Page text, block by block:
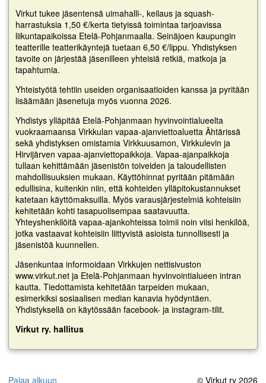
Virkut tukee jäsentensä uimahalli-, keilaus ja squash-
harrastuksia 1,50 €/kerta tietyissä toimintaa tarjoavissa
liikuntapaikoissa Etelä-Pohjanmaalla. Seinäjoen kaupungin
teatterille teatterikäyntejä tuetaan 6,50 €/lippu. Yhdistyksen
tavoite on järjestää jäsenilleen yhteisiä retkiä, matkoja ja
tapahtumia.
Yhteistyötä tehtiin useiden organisaatioiden kanssa ja pyritään
lisäämään jäsenetuja myös vuonna 2026.
Yhdistys ylläpitää Etelä-Pohjanmaan hyvinvointialueelta
vuokraamaansa Virkkulan vapaa-ajanviettoaluetta Ähtärissä
sekä yhdistyksen omistamia Virkkuusamon, Virkkulevin ja
Hirvijärven vapaa-ajanviettopaikkoja. Vapaa-ajanpaikkoja
tullaan kehittämään jäsenistön toiveiden ja taloudellisten
mahdollisuuksien mukaan. Käyttöhinnat pyritään pitämään
edullisina, kuitenkin niin, että kohteiden ylläpitokustannukset
katetaan käyttömaksuilla. Myös varausjärjestelmiä kohteisiin
kehitetään kohti tasapuolisempaa saatavuutta.
Yhteyshenkilöitä vapaa-ajankohteissa toimii noin viisi henkilöä,
jotka vastaavat kohteisiin liittyvistä asioista tunnollisesti ja
jäsenistöä kuunnellen.
Jäsenkuntaa informoidaan Virkkujen nettisivuston
www.virkut.net ja Etelä-Pohjanmaan hyvinvointialueen intran
kautta. Tiedottamista kehitetään tarpeiden mukaan,
esimerkiksi sosiaalisen median kanavia hyödyntäen.
Yhdistyksellä on käytössään facebook- ja instagram-tilit.
Virkut ry. hallitus
Palaa alkuun © Virkut ry 2026